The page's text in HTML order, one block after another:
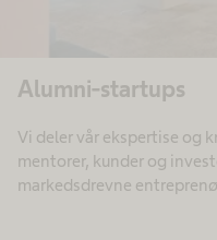
Alumni-startups
Vi deler vår ekspertise og
mentorer, kunder og
markedsdrevne